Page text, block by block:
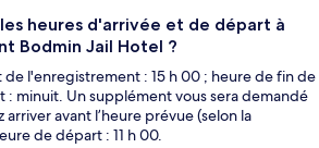
heures d'arrivée et de départ à
Bodmin Jail Hotel ?
l'enregistrement : 15 h 00 ; heure de fin de
: minuit. Un supplément vous sera demandé
arriver avant l’heure prévue (selon la
de départ : 11 h 00.